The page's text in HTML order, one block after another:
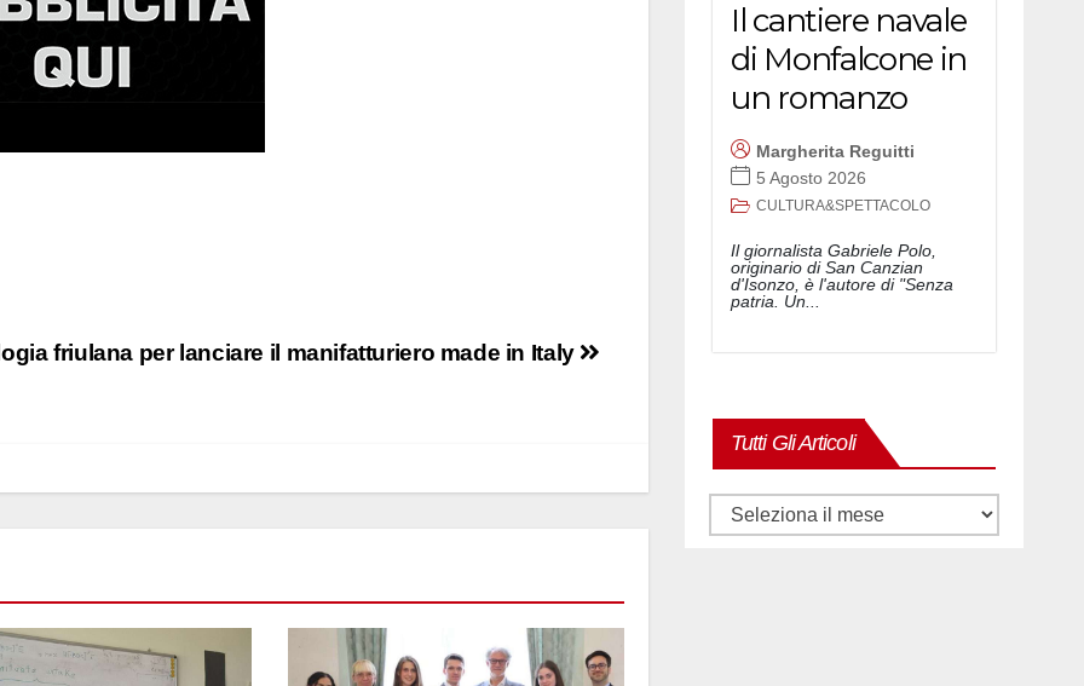
friulana per lanciare il manifatturiero made in Italy
Il cantiere navale
di Monfalcone in
un romanzo
Margherita Reguitti
5 Agosto 2026
CULTURA&SPETTACOLO
Il giornalista Gabriele Polo,
originario di San Canzian
d'Isonzo, è l'autore di "Senza
patria. Un...
Tutti Gli Articoli
Tutti